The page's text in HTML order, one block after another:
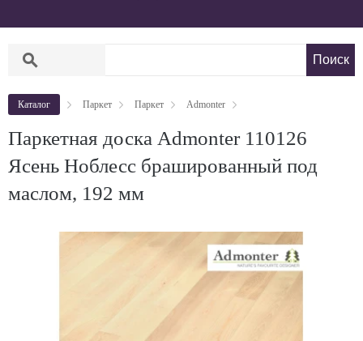
search
Каталог Паркет Паркет Admonter
Паркетная доска Admonter 110126
Ясень Ноблесс брашированный под
маслом, 192 мм